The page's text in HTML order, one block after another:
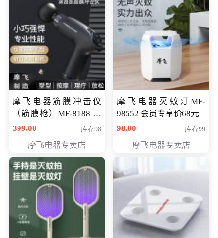
摩飞电器筋膜冲击仪
（筋膜枪）MF-8188 会
员专享价268元
399.00 库存98
摩飞电器专卖店
摩飞电器灭蚊灯MF-
98552 会员专享价68元
98.00
库存99
摩飞电器专卖店